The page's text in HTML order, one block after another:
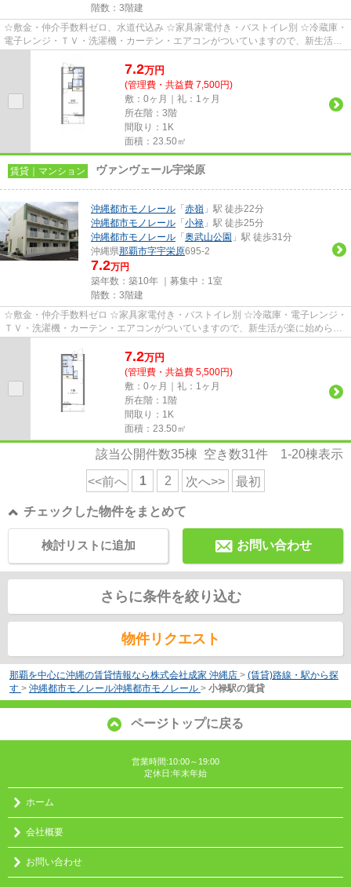
階数：3階建
☆敷金・仲介手数料ゼロ、水道代込み ☆家具家電付き・バストイレ別 ☆冷蔵庫・
電子レンジ・ＴＶ・洗濯機・カーテン・エアコンがついていますので、新生活が
7.2万円
(管理費・共益費 7,500円)
敷：0ヶ月｜礼：1ヶ月
所在階：3階
間取り：1K
面積：23.50㎡
賃貸｜マンション ヴァンヴェール宇栄原
沖縄都市モノレール 「 赤嶺 」駅 徒歩22分
沖縄都市モノレール 「 小禄 」駅 徒歩25分
沖縄都市モノレール 「 奥武山公園 」駅 徒歩31分
沖縄県那覇市字宇栄原695-2
7.2万円
築年数：築10年 ｜募集中： 1室
階数：3階建
☆敷金・仲介手数料ゼロ ☆家具家電付き・バストイレ別 ☆冷蔵庫・電子レンジ・
ＴＶ・洗濯機・カーテン・エアコンがついていますので、新生活が楽に始められ
7.2万円
(管理費・共益費 5,500円)
敷：0ヶ月｜礼：1ヶ月
所在階：1階
間取り：1K
面積：23.50㎡
該当公開件数35棟 空き数31件 1-20棟表示
<<前へ 1 2 次へ>> 最初
チェックした物件をまとめて
お問い合わせ
検討リストに追加
さらに条件を絞り込む
物件リクエスト
那覇を中心に沖縄の賃貸情報なら株式会社成家 沖縄店 > (賃貸)路線・駅から探
す > 沖縄都市モノレール沖縄都市モノレール > 小禄駅の賃貸
ページトップに戻る
営業時間:10:00～19:00
定休日:年末年始
ホーム
会社概要
お問い合わせ